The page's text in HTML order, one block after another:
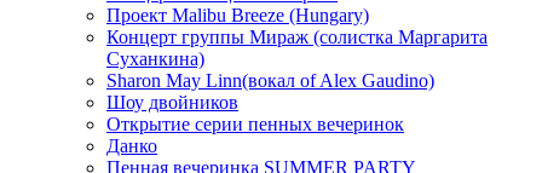
Проект Malibu Breeze (Hungary)
Концерт группы Мираж (солистка Маргарита
Суханкина)
Sharon May Linn(вокал of Alex Gaudino)
Шоу двойников
Открытие серии пенных вечеринок
Данко
Пенная вечеринка SUMMER PARTY